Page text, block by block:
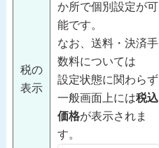
税の
表示
か所で個別設定が可
能です。
なお、送料・決済手
数料については
設定状態に関わらず
一般画面上には税込
価格が表示されま
す。